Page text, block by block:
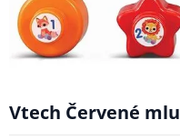
Vtech Červené